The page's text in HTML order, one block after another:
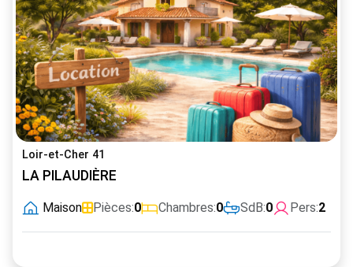
Loir-et-Cher 41
LA PILAUDIÈRE
Maison Pièces:0 Chambres:0 SdB:0 Pers:2